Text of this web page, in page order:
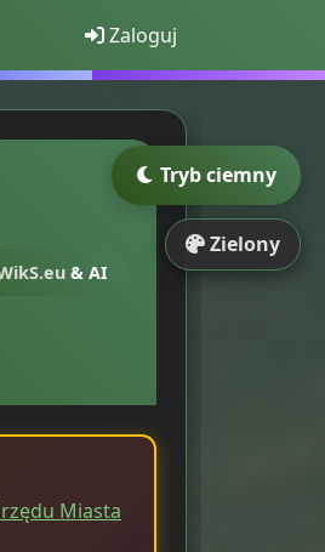
Tryb ciemny
Zielony
Zaloguj
& AI
Miasta